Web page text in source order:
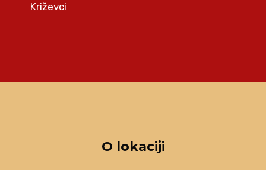
Križevci
O lokaciji